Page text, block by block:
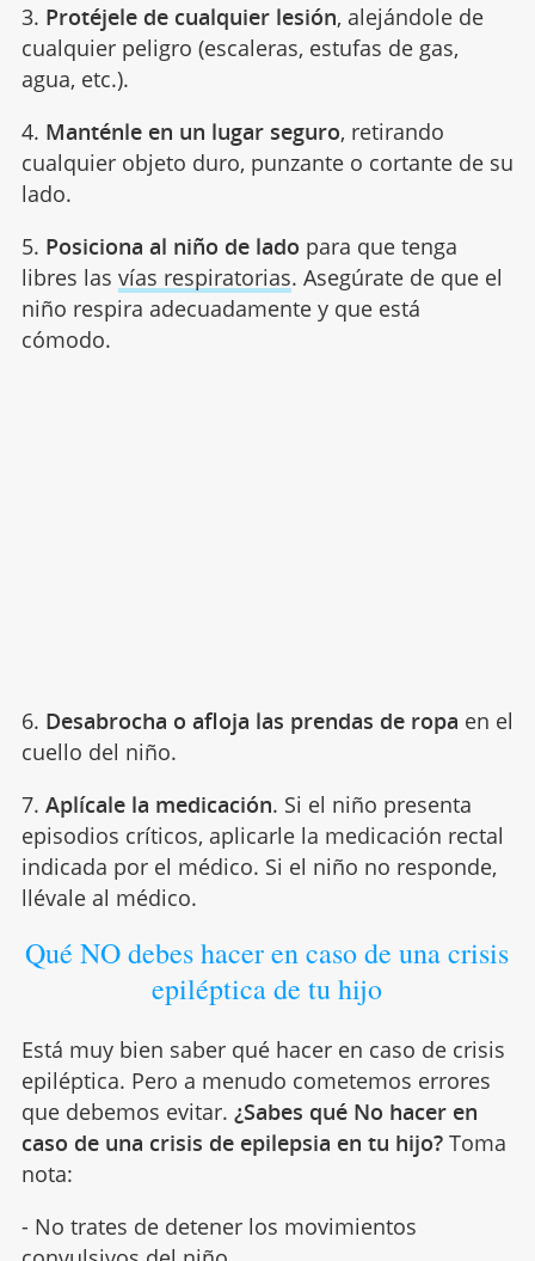
3. Protéjele de cualquier lesión, alejándole de
cualquier peligro (escaleras, estufas de gas,
agua, etc.).
4. Manténle en un lugar seguro, retirando
cualquier objeto duro, punzante o cortante de su
lado.
5. Posiciona al niño de lado para que tenga
libres las vías respiratorias. Asegúrate de que el
niño respira adecuadamente y que está
cómodo.
6. Desabrocha o afloja las prendas de ropa en el
cuello del niño.
7. Aplícale la medicación. Si el niño presenta
episodios críticos, aplicarle la medicación rectal
indicada por el médico. Si el niño no responde,
llévale al médico.
Qué NO debes hacer en caso de una crisis
epiléptica de tu hijo
Está muy bien saber qué hacer en caso de crisis
epiléptica. Pero a menudo cometemos errores
que debemos evitar. ¿Sabes qué No hacer en
caso de una crisis de epilepsia en tu hijo?Toma
nota:
- No trates de detener los movimientos